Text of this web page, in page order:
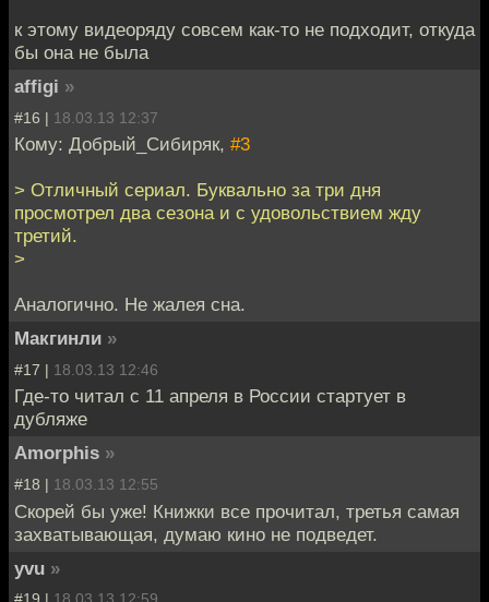
к этому видеоряду совсем как-то не подходит, откуда
бы она не была
affigi »
#16 | 18.03.13 12:37
Кому: Добрый_Сибиряк, #3
> Отличный сериал. Буквально за три дня
просмотрел два сезона и с удовольствием жду
третий.
>
Аналогично. Не жалея сна.
Макгинли »
#17 | 18.03.13 12:46
Где-то читал с 11 апреля в России стартует в
дубляже
Amorphis »
#18 | 18.03.13 12:55
Скорей бы уже! Книжки все прочитал, третья самая
захватывающая, думаю кино не подведет.
yvu »
#19 | 18.03.13 12:59